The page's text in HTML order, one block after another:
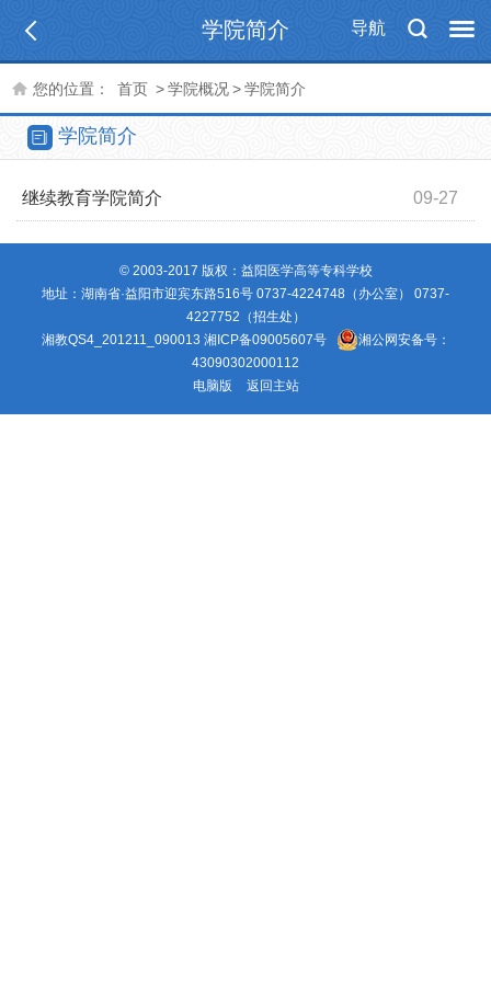
导航
学院简介
您的位置： 首页 >学院概况>学院简介
学院简介
09-27
继续教育学院简介
© 2003-2017 版权：益阳医学高等专科学校
地址：湖南省·益阳市迎宾东路516号 0737-4224748（办公室） 0737-
4227752（招生处）
湘教QS4_201211_090013 湘ICP备09005607号
湘公网安备号：
43090302000112
电脑版
返回主站